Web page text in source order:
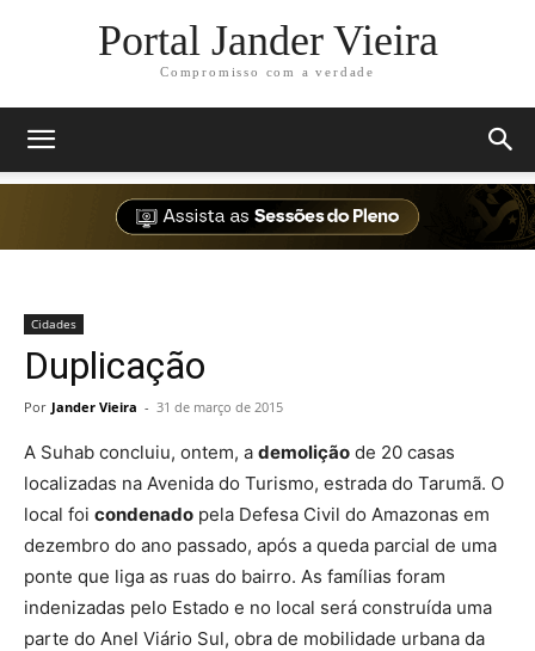
Portal Jander Vieira
Compromisso com a verdade
Cidades
Duplicação
Por Jander Vieira - 31 de março de 2015
A Suhab concluiu, ontem, a demolição de 20 casas
localizadas na Avenida do Turismo, estrada do Tarumã. O
local foi condenado pela Defesa Civil do Amazonas em
dezembro do ano passado, após a queda parcial de uma
ponte que liga as ruas do bairro. As famílias foram
indenizadas pelo Estado e no local será construída uma
parte do Anel Viário Sul, obra de mobilidade urbana da